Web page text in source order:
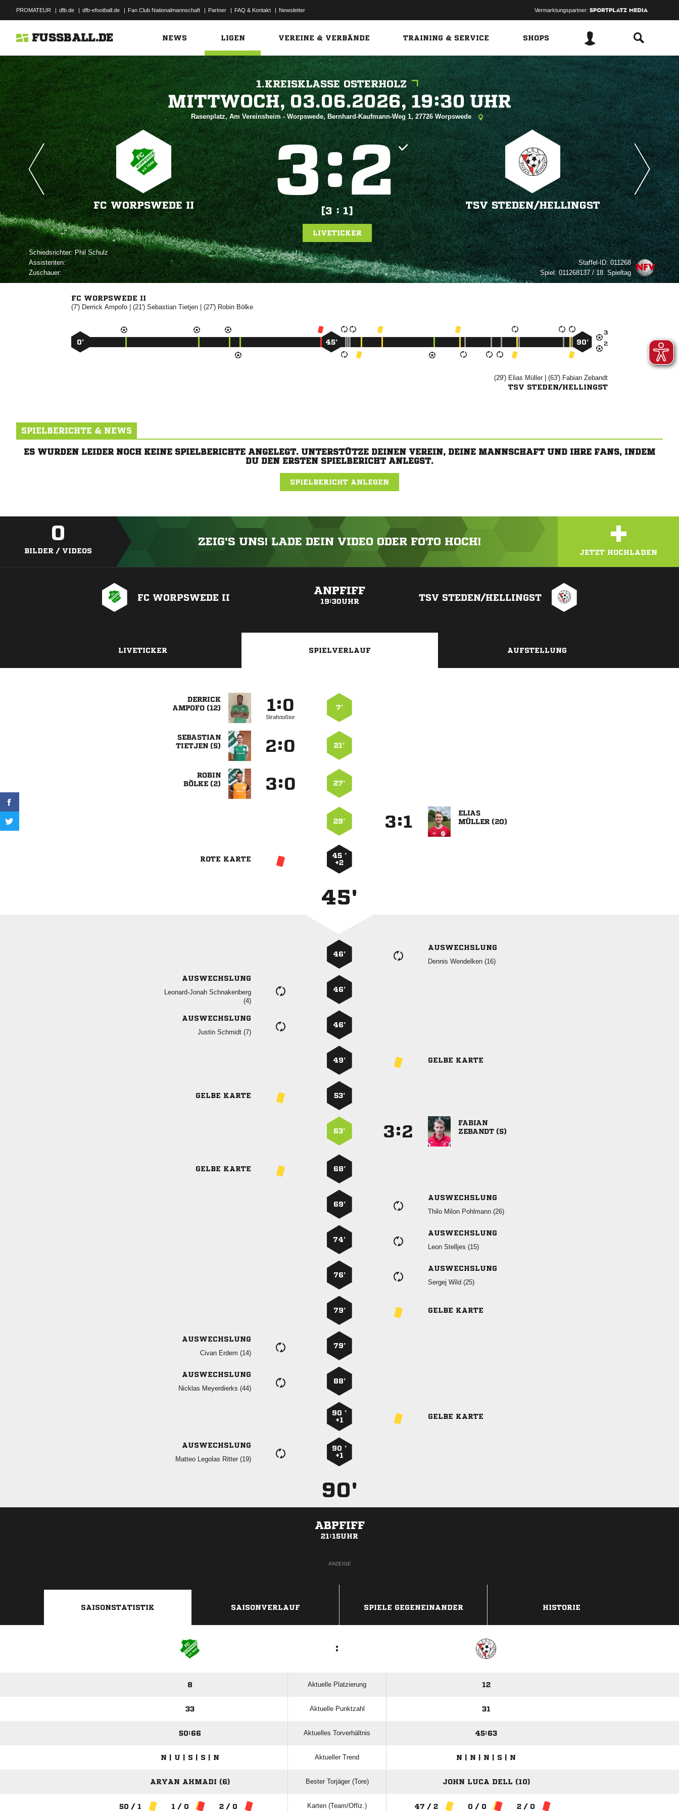
PROMATEUR | dfb.de | dfb-efootball.de | Fan Club Nationalmannschaft | Partner | FAQ & Kontakt | Newsletter Vermarktungspartner:
FUSSBALL.DE NEWS LIGEN VEREINE & VERBÄNDE TRAINING & SERVICE SHOPS
1.KREISKLASSE OSTERHOLZ
   
Rasenplatz, Am Vereinsheim - Worpswede, Bernhard-Kaufmann-Weg 1, 27726 Worpswede
FC WORPSWEDE II
:
[3 : 1]
TSV STEDEN/​HELLINGST
LIVETICKER
Schiedsrichter: 
Assistenten:
Zuschauer:
Staffel-ID:011268
Spiel:011268137 / 18. Spieltag
FC WORPSWEDE II
(7') | (21') | (27') 


0’ 45’ 90’
(29')  | (63')  
TSV STEDEN/HELLINGST
SPIELBERICHTE & NEWS
ES WURDEN LEIDER NOCH KEINE SPIELBERICHTE ANGELEGT. UNTERSTÜTZE DEINEN VEREIN, DEINE MANNSCHAFT UND IHRE FANS, INDEM
DU DEN ERSTEN SPIELBERICHT ANLEGST.
SPIELBERICHT ANLEGEN
0
BILDER / VIDEOS
ZEIG'S UNS! LADE DEIN VIDEO ODER FOTO HOCH! +
JETZT HOCHLADEN
FC WORPSWEDE II
ANPFIFF
19:30UHR TSV STEDEN/HELLINGST
LIVETICKER SPIELVERLAUF AUFSTELLUNG

 
:
Strafstoßtor
7’

 
: 21’

 
: 27’
29’ :

 
ROTE KARTE
45 ’
+2
45'
46’
AUSWECHSLUNG
  
AUSWECHSLUNG
 

46’
AUSWECHSLUNG
  
46’
49’ GELBE KARTE
GELBE KARTE 53’
63’ :

 
GELBE KARTE 68’
69’
AUSWECHSLUNG
   
74’
AUSWECHSLUNG
  
76’
AUSWECHSLUNG
  
79’ GELBE KARTE
AUSWECHSLUNG
  
79’
AUSWECHSLUNG
  
88’
90 ’
+1
GELBE KARTE
AUSWECHSLUNG
   
90 ’
+1
90'
ABPFIFF
21:15UHR
ANZEIGE
SAISONSTATISTIK SAISONVERLAUF SPIELE GEGENEINANDER HISTORIE
:
8 Aktuelle Platzierung 12
33 Aktuelle Punktzahl 31
50:66 Aktuelles Torverhältnis 45:63
N | U | S | S | N Aktueller Trend N | N | N | S | N
ARYAN AHMADI (6) Bester Torjäger (Tore) JOHN LUCA DELL (10)
50 / 1 1 / 0 2 / 0 Karten (Team/Offiz.) 47 / 2 0 / 0 2 / 0